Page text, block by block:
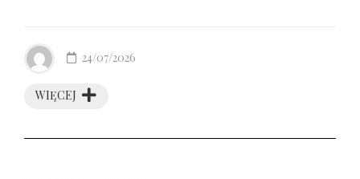
WIĘCEJ
24/07/2026